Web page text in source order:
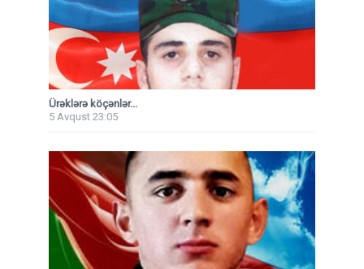
Ürəklərə köçənlər...
5 Avqust 23:05